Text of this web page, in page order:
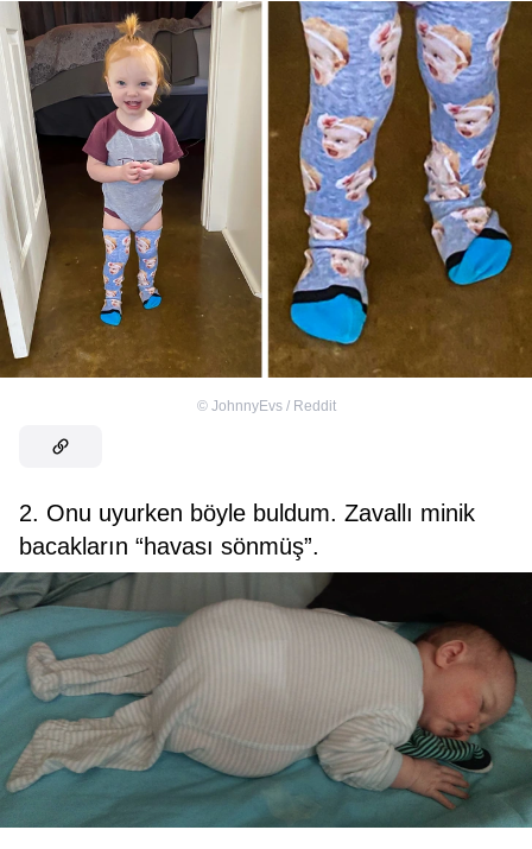
© JohnnyEvs / Reddit
2. Onu uyurken böyle buldum. Zavallı minik
bacakların “havası sönmüş”.